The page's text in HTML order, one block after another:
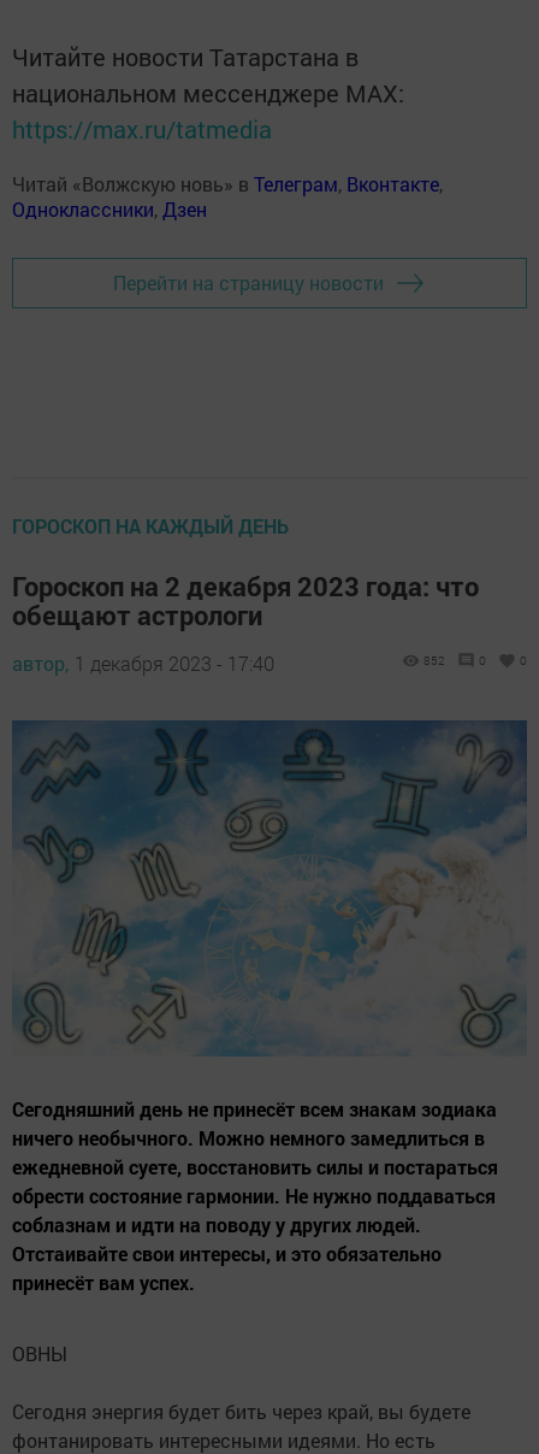
Читайте новости Татарстана в
национальном мессенджере MАХ:
https://max.ru/tatmedia
Читай «Волжскую новь» в Телеграм, Вконтакте,
Одноклассники, Дзен
Перейти на страницу новости
ГОРОСКОП НА КАЖДЫЙ ДЕНЬ
Гороскоп на 2 декабря 2023 года: что
обещают астрологи
автор, 1 декабря 2023 - 17:40 852 0 0
Сегодняшний день не принесёт всем знакам зодиака
ничего необычного. Можно немного замедлиться в
ежедневной суете, восстановить силы и постараться
обрести состояние гармонии. Не нужно поддаваться
соблазнам и идти на поводу у других людей.
Отстаивайте свои интересы, и это обязательно
принесёт вам успех.
ОВНЫ
Сегодня энергия будет бить через край, вы будете
фонтанировать интересными идеями. Но есть